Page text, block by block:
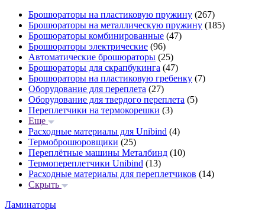
Брошюраторы на пластиковую пружину (267)
Брошюраторы на металлическую пружину (185)
Брошюраторы комбинированные (47)
Брошюраторы электрические (96)
Автоматические брошюраторы (25)
Брошюраторы для скрапбукинга (47)
Брошюраторы на пластиковую гребенку (7)
Оборудование для переплета (27)
Оборудование для твердого переплета (5)
Переплетчики на термокорешки (3)
Еще
Расходные материалы для Unibind (4)
Термоброшюровщики (25)
Переплётные машины Металбинд (10)
Термопереплетчики Unibind (13)
Расходные материалы для переплетчиков (14)
Скрыть
Ламинаторы